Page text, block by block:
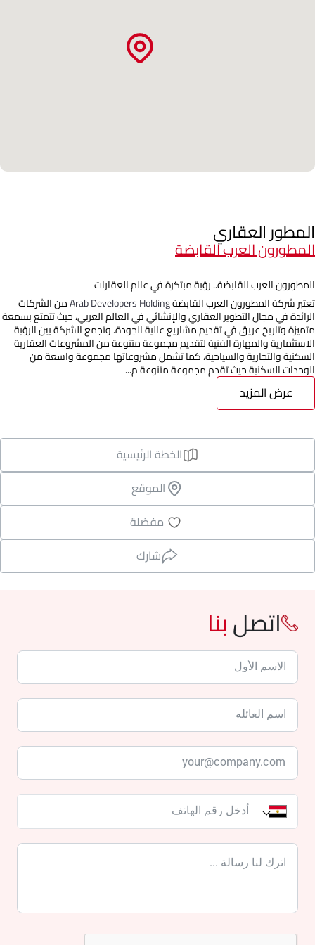
المطور العقاري
المطورون العرب القابضة
المطورون العرب القابضة.. رؤية مبتكرة في عالم العقارات
تعتبر شركة المطورون العرب القابضةArab Developers Holdingمن الشركات
الرائدة في مجال التطوير العقاري والإنشائي في العالم العربي، حيث تتمتع بسمعة
متميزة وتاريخ عريق في تقديم مشاريع عالية الجودة. وتجمع الشركة بين الرؤية
الاستثمارية والمهارة الفنية لتقديم مجموعة متنوعة من المشروعات العقارية
السكنية والتجارية والسياحية، كما تشمل مشروعاتها مجموعة واسعة من
الوحدات السكنية حيث تقدم مجموعة متنوعة م...
عرض المزيد
الخطة الرئيسية
الموقع
مفضلة
شارك
اتصلبنا